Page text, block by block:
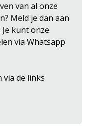
van al onze
Meld je dan aan
kunt onze
via Whatsapp
via de links